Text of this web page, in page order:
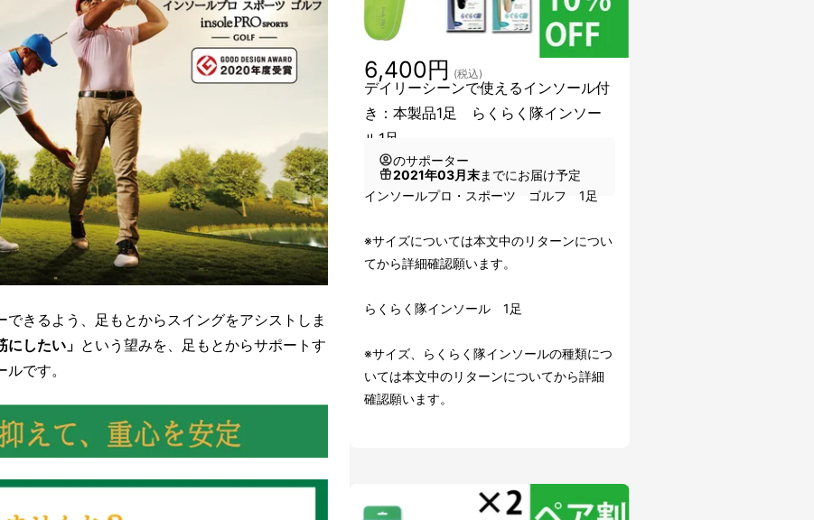
きるよう、足もとからスイングをアシストしま
にしたい」 という望みを、足もとからサポートす
です。
デイリーシーンで使えるインソール付
き：本製品1足 らくらく隊インソー
ル1足
6,400円 (税込)
のサポーター
2021年03月末までにお届け予定
インソールプロ・スポーツ ゴルフ 1足
※サイズについては本文中のリターンについ
てから詳細確認願います。
らくらく隊インソール 1足
※サイズ、らくらく隊インソールの種類につ
いては本文中のリターンについてから詳細
確認願います。